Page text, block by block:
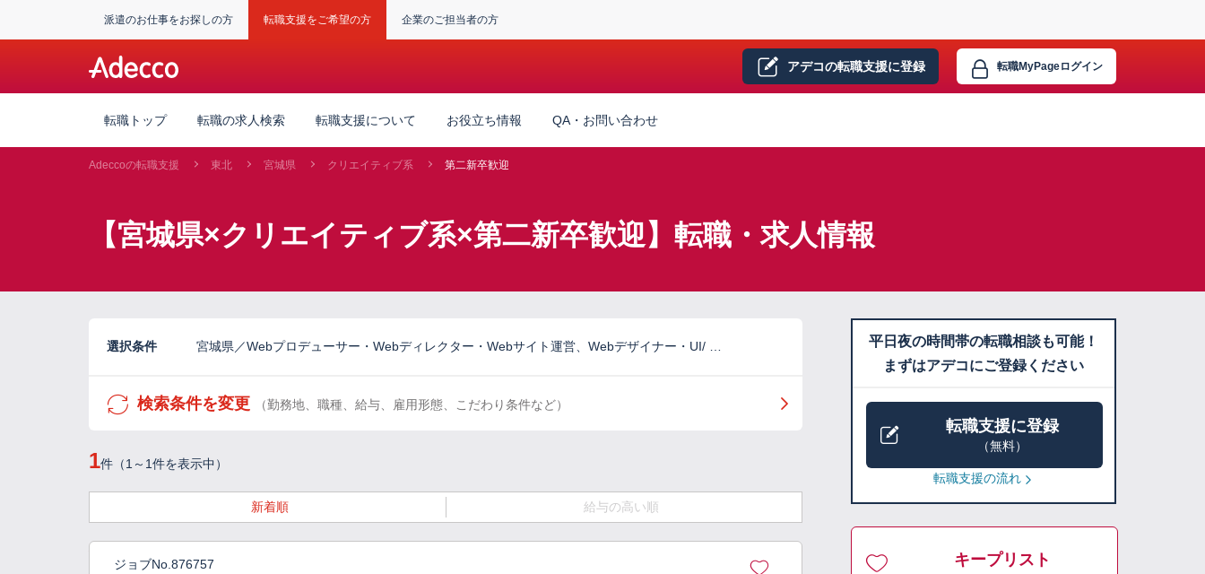
派遣のお仕事をお探しの方 転職支援をご希望の方 企業のご担当者の方
アデコの転職支援に登録 転職MyPageログイン
転職トップ 転職の求人検索 転職支援について お役立ち情報 QA・お問い合わせ
Adeccoの転職支援 東北 宮城県 クリエイティブ系 第二新卒歓迎
【宮城県×クリエイティブ系×第二新卒歓迎】転職・求人情報
選択条件 宮城県／Webプロデューサー・Webディレクター・Webサイト運営、Webデザイナー・UI/ …
検索条件を変更 （勤務地、職種、給与、雇用形態、こだわり条件など）
1件（1～1件を表示中）
新着順 給与の高い順
ジョブNo.876757
平日夜の時間帯の転職相談も可能！
まずはアデコにご登録ください
転職支援に登録
（無料）
転職支援の流れ
キープリスト